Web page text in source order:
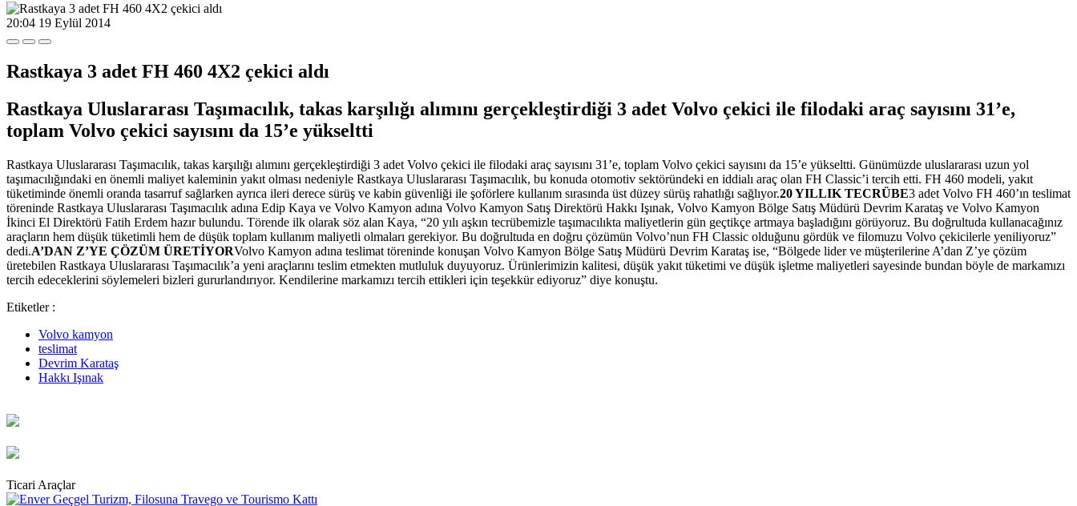
20:04 19 Eylül 2014
Rastkaya 3 adet FH 460 4X2 çekici aldı
Rastkaya Uluslararası Taşımacılık, takas karşılığı alımını gerçekleştirdiği 3 adet Volvo çekici ile filodaki araç sayısını 31’e,
toplam Volvo çekici sayısını da 15’e yükseltti
Rastkaya Uluslararası Taşımacılık, takas karşılığı alımını gerçekleştirdiği 3 adet Volvo çekici ile filodaki araç sayısını 31’e, toplam Volvo çekici sayısını da 15’e yükseltti. Günümüzde uluslararası uzun yol
taşımacılığındaki en önemli maliyet kaleminin yakıt olması nedeniyle Rastkaya Uluslararası Taşımacılık, bu konuda otomotiv sektöründeki en iddialı araç olan FH Classic’i tercih etti. FH 460 modeli, yakıt
tüketiminde önemli oranda tasarruf sağlarken ayrıca ileri derece sürüş ve kabin güvenliği ile şoförlere kullanım sırasında üst düzey sürüş rahatlığı sağlıyor.20 YILLIK TECRÜBE3 adet Volvo FH 460’ın teslimat
töreninde Rastkaya Uluslararası Taşımacılık adına Edip Kaya ve Volvo Kamyon adına Volvo Kamyon Satış Direktörü Hakkı Işınak, Volvo Kamyon Bölge Satış Müdürü Devrim Karataş ve Volvo Kamyon
İkinci El Direktörü Fatih Erdem hazır bulundu. Törende ilk olarak söz alan Kaya, “20 yılı aşkın tecrübemizle taşımacılıkta maliyetlerin gün geçtikçe artmaya başladığını görüyoruz. Bu doğrultuda kullanacağınız
araçların hem düşük tüketimli hem de düşük toplam kullanım maliyetli olmaları gerekiyor. Bu doğrultuda en doğru çözümün Volvo’nun FH Classic olduğunu gördük ve filomuzu Volvo çekicilerle yeniliyoruz”
dedi.A’DAN Z’YE ÇÖZÜM ÜRETİYORVolvo Kamyon adına teslimat töreninde konuşan Volvo Kamyon Bölge Satış Müdürü Devrim Karataş ise, “Bölgede lider ve müşterilerine A’dan Z’ye çözüm
üretebilen Rastkaya Uluslararası Taşımacılık’a yeni araçlarını teslim etmekten mutluluk duyuyoruz. Ürünlerimizin kalitesi, düşük yakıt tüketimi ve düşük işletme maliyetleri sayesinde bundan böyle de markamızı
tercih edeceklerini söylemeleri bizleri gururlandırıyor. Kendilerine markamızı tercih ettikleri için teşekkür ediyoruz” diye konuştu.
Etiketler :
Volvo kamyon
teslimat
Devrim Karataş
Hakkı Işınak
Ticari Araçlar